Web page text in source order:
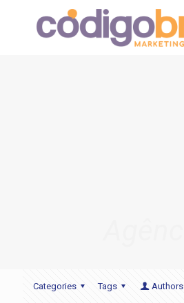
Categories Tags Authors